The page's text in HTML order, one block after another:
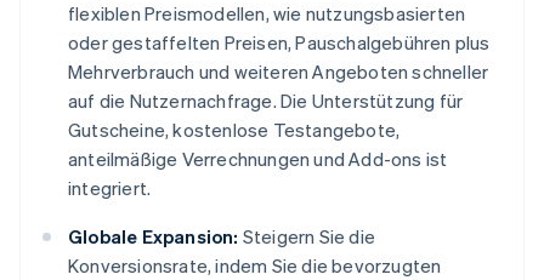
flexiblen Preismodellen, wie nutzungsbasierten
oder gestaffelten Preisen, Pauschalgebühren plus
Mehrverbrauch und weiteren Angeboten schneller
auf die Nutzernachfrage. Die Unterstützung für
Gutscheine, kostenlose Testangebote,
anteilmäßige Verrechnungen und Add-ons ist
integriert.
Globale Expansion: Steigern Sie die
Konversionsrate, indem Sie die bevorzugten